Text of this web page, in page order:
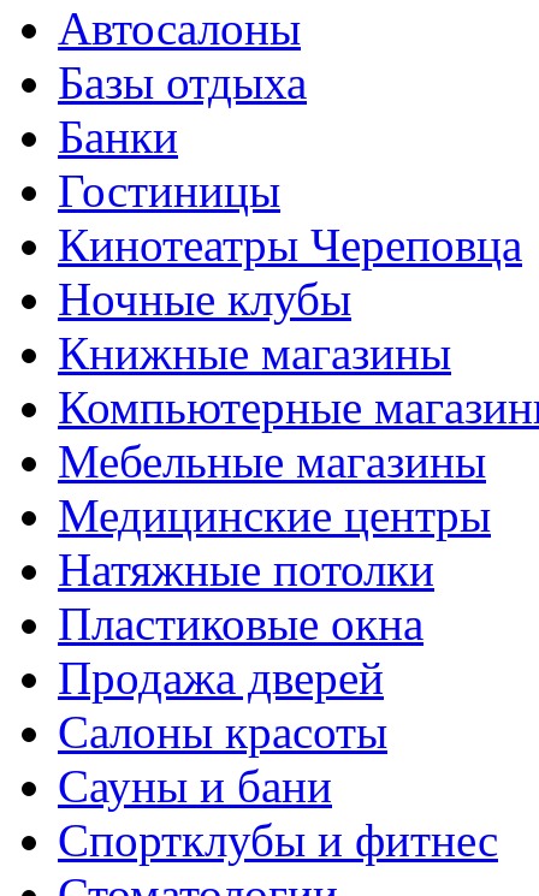
Автосалоны
Базы отдыха
Банки
Гостиницы
Кинотеатры Череповца
Ночные клубы
Книжные магазины
Компьютерные
Мебельные магазины
Медицинские центры
Натяжные потолки
Пластиковые окна
Продажа дверей
Салоны красоты
Сауны и бани
Спортклубы и фитнес